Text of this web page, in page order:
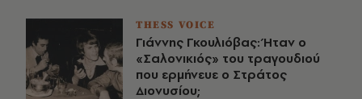
THESS VOICE
Γιάννης Γκουλιόβας: Ήταν ο
«Σαλονικιός» του τραγουδιού
που ερμήνευε ο Στράτος
Διονυσίου;